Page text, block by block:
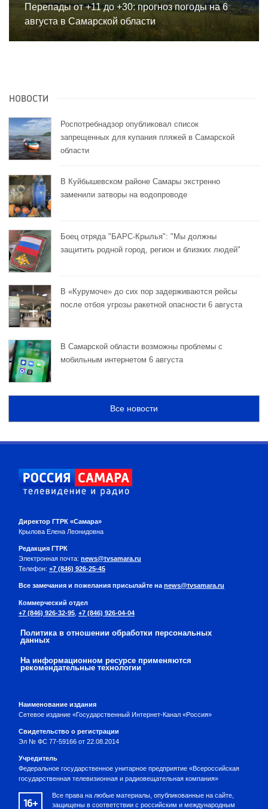
Перепады от +11 до +30: прогноз погоды на 6
августа в Самарской области
НОВОСТИ
Роспотребнадзор опубликовал список
запрещенных для купания пляжей в Самарской
области
В Куйбышевском районе Самары экстренно
заменили затворы на водопроводе
Боец отряда "БАРС-Крылья": "Мы должны
защитить родной город, регион и близких людей"
В «Курумоче» до сих пор задерживаются рейсы
после отбоя угрозы ракетной опасности 6 августа
В Самарской области возможны проблемы с
мобильным интернетом 6 августа
Все новости
Директор ГТРК «Самара»
Крылова Елена Леонидовна
Редакция ГТРК
Электронная почта: news@tvsamara.ru
Телефон: +7 (846) 926-25-45
Все замечания и пожелания присылайте на news@tvsamara.ru
Коммерческий отдел
+7 (846) 926-32-95 +7 (846) 926-04-04
Политика в отношении обработки персональных
данных
На информационном ресурсе применяются
рекомендательные технологии
Наименование издания
Сетевое издание «Государственный Интернет-Канал «Россия»
Свидетельство о регистрации
Эл № ФС 77-59166 от 22.08.2014
Учредитель
Федеральное государственное унитарное предприятие «Всероссийская
государственная телевизионная и радиовещательная компания»
16+
Все права на любые материалы, опубликованные на сайте,
защищены в соответствии с российским и международным